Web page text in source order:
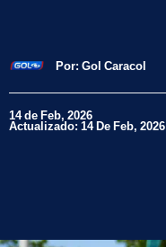
Por: Gol Caracol
14 de Feb, 2026
Actualizado: 14 De Feb, 2026